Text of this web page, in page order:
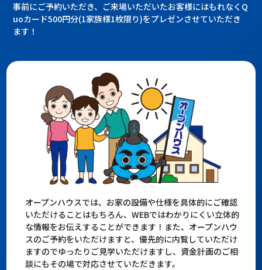
事前にご予約いただき、ご来場いただいたお客様にはもれなくQ
uoカード500円分(1家族様1枚限り)をプレゼンさせていただき
ます！
オープンハウスでは、お家の設備や仕様を具体的にご確認
いただけることはもちろん、WEBではわかりにくい立体的
な情報をお伝えすることができます！また、オープンハウ
スのご予約をいただけますと、優先的に内覧していただけ
ますのでゆったりご見学いただけますし、資金計画のご相
談にもその場で対応させていただきます。